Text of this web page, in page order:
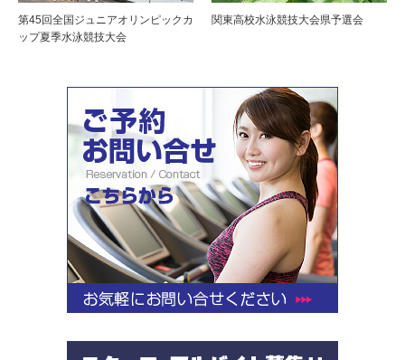
第45回全国ジュニアオリンピックカ
ップ夏季水泳競技大会
関東高校水泳競技大会県予選会